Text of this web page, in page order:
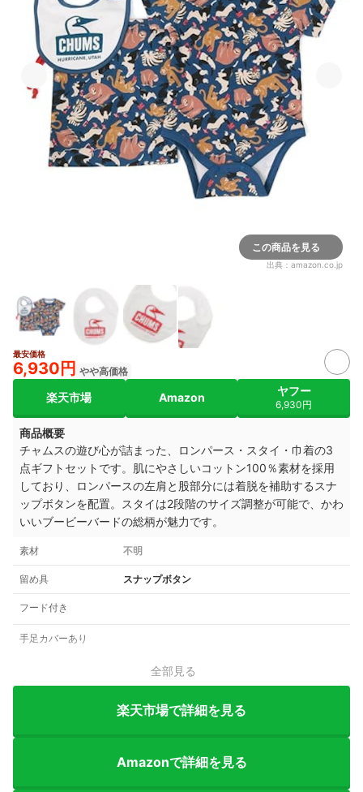
この商品を見る
出典： amazon.co.jp
最安価格
6,930円 やや高価格
楽天市場 Amazon ヤフー
6,930円
商品概要
チャムスの遊び心が詰まった、ロンパース・スタイ・巾着の3
点ギフトセットです。肌にやさしいコットン100％素材を採用
しており、ロンパースの左肩と股部分には着脱を補助するスナ
ップボタンを配置。スタイは2段階のサイズ調整が可能で、かわ
いいブービーバードの総柄が魅力です。
素材 不明
留め具 スナップボタン
フード付き
手足カバーあり
全部見る
楽天市場で詳細を見る
Amazonで詳細を見る